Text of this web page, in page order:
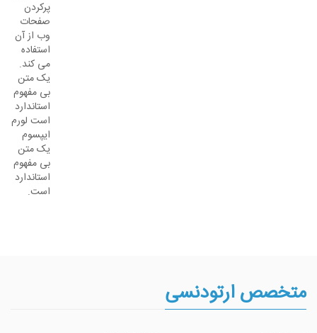
پرکردن
صفحات
وب از آن
استفاده
می کند.
یک متن
بی مفهوم
استاندارد
است لورم
ایپسوم
یک متن
بی مفهوم
استاندارد
است.
متخصص ارتودنسی